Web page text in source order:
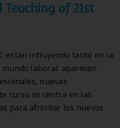
Teaching of 21st
están influyendo tanto en la
mundo laboral: aparecen
nuevas
curso se centra en las
para afrontar los nuevos